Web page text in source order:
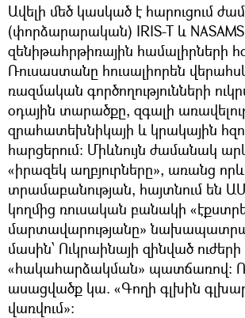
Ավելի մեծ կասկած է հարուցում
(փորձարարական) IRIS-T և NASAMS
զենիթահրթիռային համալիրների
Ռուսաստանը հուսալիորեն
ռազմական գործողությունների
օդային տարածքը, զգալի
զրահատեխնիկայի և կրակային
հարցերում: Միևնույն ժամանակ
«իրազեկ աղբյուրները», առանց
տրամաբանության, հայտնում են
կողմից ռուսական բանակի
մարտավարությանը»
մասին՝ Ուկրաինայի զինված ուժերի
«հակահարձակման» պատճառով:
ասացվածք կա. «Գողի գլխին
վառվում»։